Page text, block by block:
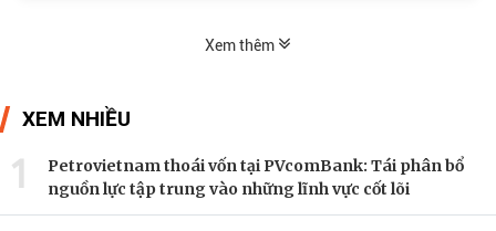
Xem thêm
XEM NHIỀU
1
Petrovietnam thoái vốn tại PVcomBank: Tái phân bổ
nguồn lực tập trung vào những lĩnh vực cốt lõi